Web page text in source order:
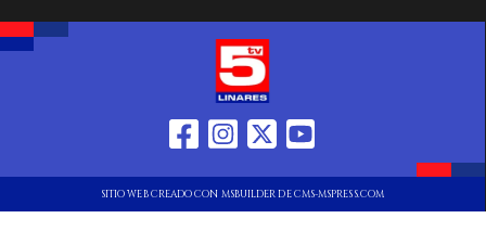
SITIO WEB CREADO CON MSBUILDER DE CMS-MSPRESS.COM